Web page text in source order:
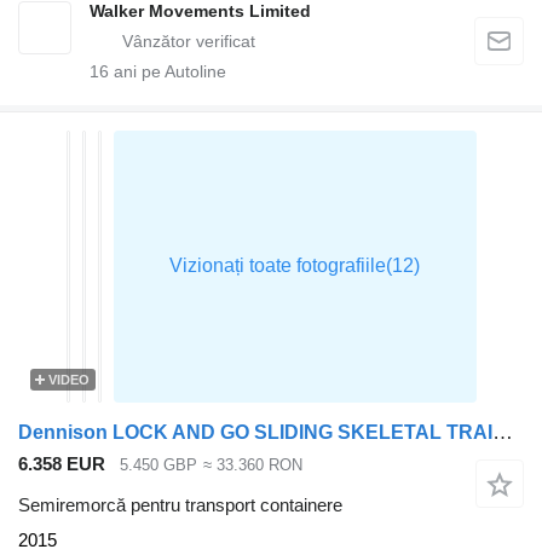
Walker Movements Limited
16 ani pe Autoline
VIDEO
Dennison LOCK AND GO SLIDING SKELETAL TRAILER – 2015 – C412356
6.358 EUR 5.450 GBP ≈ 33.360 RON
Semiremorcă pentru transport containere
2015